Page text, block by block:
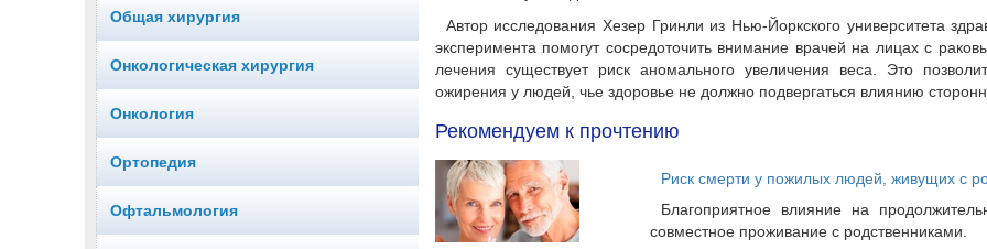
Общая хирургия
Онкологическая хирургия
Онкология
Ортопедия
Офтальмология
Автор исследования Хезер Гринли из Нью-Йоркского университета
эксперимента помогут сосредоточить внимание врачей на лицах с
лечения существует риск аномального увеличения веса. Это
ожирения у людей, чье здоровье не должно подвергаться влиянию
Рекомендуем к прочтению
Риск смерти у пожилых людей, живущих с
Благоприятное влияние на
совместное проживание с родственниками.